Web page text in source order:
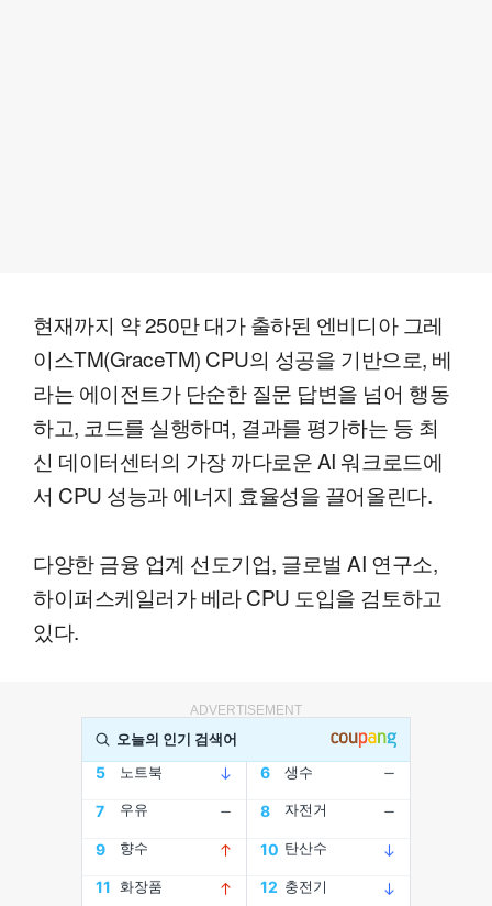
현재까지 약 250만 대가 출하된 엔비디아 그레
이스TM(GraceTM) CPU의 성공을 기반으로, 베
라는 에이전트가 단순한 질문 답변을 넘어 행동
하고, 코드를 실행하며, 결과를 평가하는 등 최
신 데이터센터의 가장 까다로운 AI 워크로드에
서 CPU 성능과 에너지 효율성을 끌어올린다.
다양한 금융 업계 선도기업, 글로벌 AI 연구소,
하이퍼스케일러가 베라 CPU 도입을 검토하고
있다.
ADVERTISEMENT